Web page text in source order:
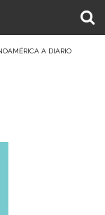
A DIARIO